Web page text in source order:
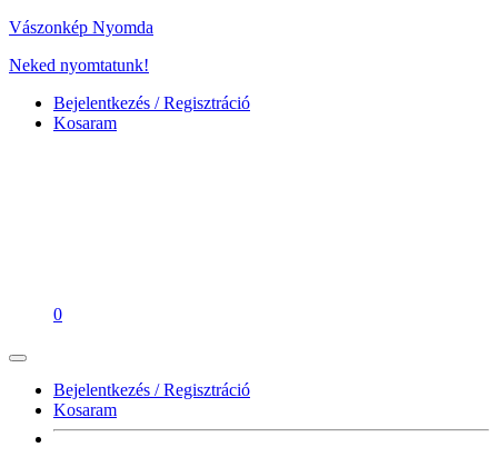
Vászonkép Nyomda
Neked nyomtatunk!
Bejelentkezés / Regisztráció
Kosaram
0
Bejelentkezés / Regisztráció
Kosaram